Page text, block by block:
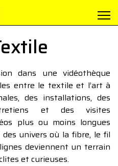
dans une vidéothèque
entre le textile et l’art à
des installations, des
et des visites
plus ou moins longues
univers où la fibre, le fil
deviennent un terrain
et curieuses.